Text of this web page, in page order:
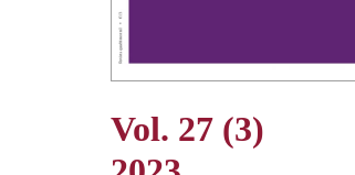
Vol. 27 (3)